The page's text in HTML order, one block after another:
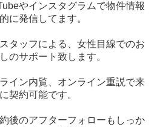
やインスタグラムで物件情報
に発信してます。
タッフによる、女性目線でのお
のサポート致します。
イン内覧、オンライン重説で来
契約可能です。
後のアフターフォローもしっか